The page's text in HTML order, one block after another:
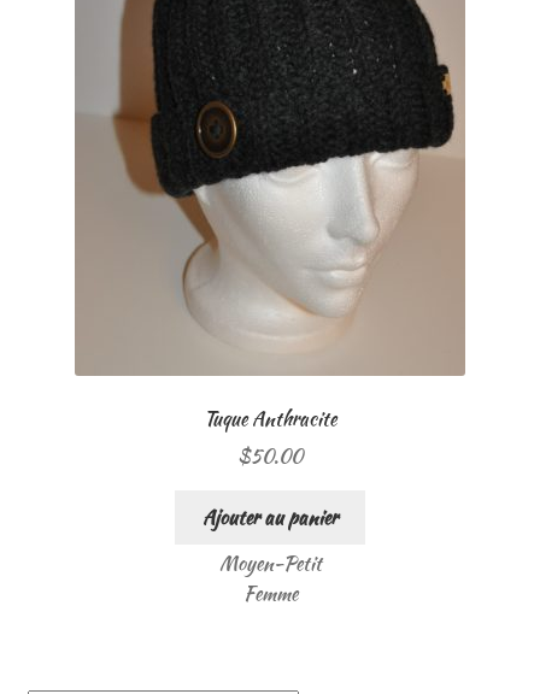
Tuque Anthracite
$50.00
Ajouter au panier
Moyen-Petit
Femme